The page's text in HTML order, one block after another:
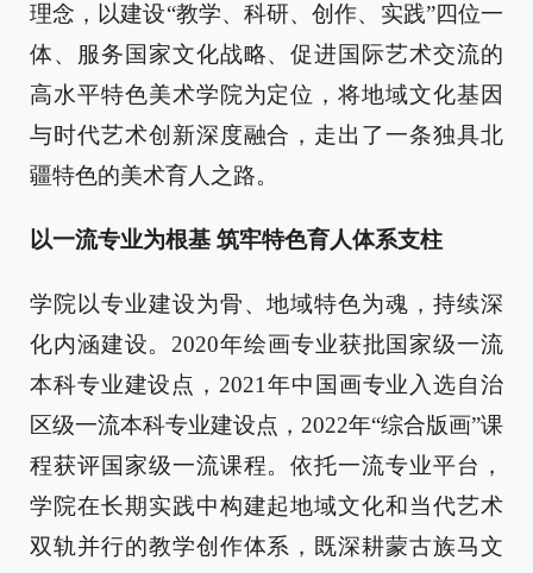
理念，以建设“教学、科研、创作、实践”四位一
体、服务国家文化战略、促进国际艺术交流的
高水平特色美术学院为定位，将地域文化基因
与时代艺术创新深度融合，走出了一条独具北
疆特色的美术育人之路。
以一流专业为根基 筑牢特色育人体系支柱
学院以专业建设为骨、地域特色为魂，持续深
化内涵建设。2020年绘画专业获批国家级一流
本科专业建设点，2021年中国画专业入选自治
区级一流本科专业建设点，2022年“综合版画”课
程获评国家级一流课程。依托一流专业平台，
学院在长期实践中构建起地域文化和当代艺术
双轨并行的教学创作体系，既深耕蒙古族马文